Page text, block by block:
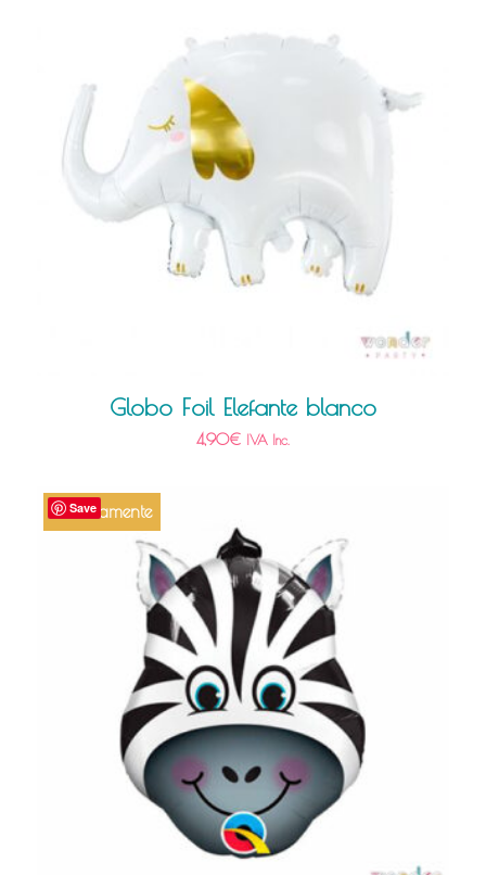
Globo Foil Elefante blanco
4,90€ IVA Inc.
Próximamente
Save